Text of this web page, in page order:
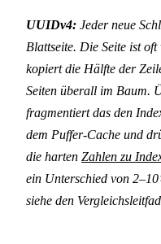
UUIDv4: Jeder neue
Blattseite. Die Seite ist
kopiert die Hälfte der
Seiten überall im Baum.
fragmentiert das den
dem Puffer-Cache und
die harten Zahlen zu
ein Unterschied von
siehe den